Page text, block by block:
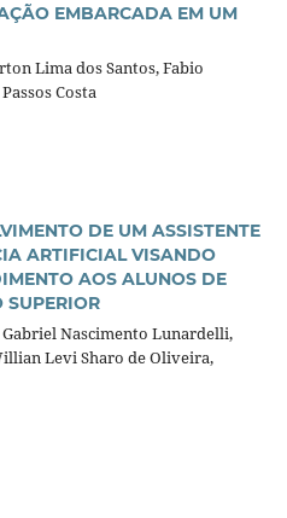
EMBARCADA EM UM
Lima dos Santos, Fabio
Costa
DE UM ASSISTENTE
ARTIFICIAL VISANDO
AOS ALUNOS DE
SUPERIOR
Nascimento Lunardelli,
Levi Sharo de Oliveira,